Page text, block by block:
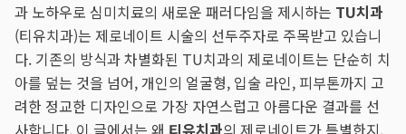
과 노하우로 심미치료의 새로운 패러다임을 제시하는 TU치과
(티유치과)는 제로네이트 시술의 선두주자로 주목받고 있습니
다. 기존의 방식과 차별화된 TU치과의 제로네이트는 단순히 치
아를 덮는 것을 넘어, 개인의 얼굴형, 입술 라인, 피부톤까지 고
려한 정교한 디자인으로 가장 자연스럽고 아름다운 결과를 선
사합니다. 이 글에서는 왜 티유치과의 제로네이트가 특별한지,